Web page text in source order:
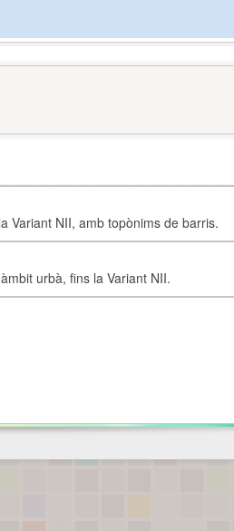
Variant NII, amb topònims de barris.
urbà, fins la Variant NII.